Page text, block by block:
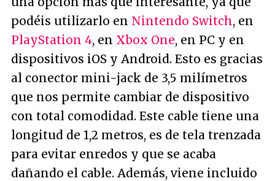
podéis utilizarlo en Nintendo Switch, en
PlayStation 4, en Xbox One, en PC y en
dispositivos iOS y Android. Esto es gracias
al conector mini-jack de 3,5 milímetros
que nos permite cambiar de dispositivo
con total comodidad. Este cable tiene una
longitud de 1,2 metros, es de tela trenzada
para evitar enredos y que se acaba
dañando el cable. Además, viene incluido